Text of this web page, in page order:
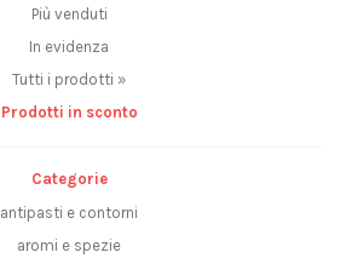
Più venduti
In evidenza
Tutti i prodotti »
Prodotti in sconto
Categorie
antipasti e contorni
aromi e spezie